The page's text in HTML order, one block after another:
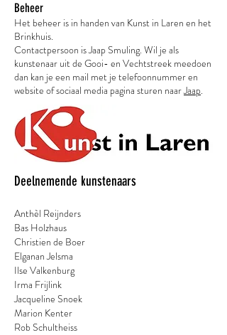
Beheer
Het beheer is in handen van Kunst in Laren en het
Brinkhuis.
Contactpersoon is Jaap Smuling. Wil je als
kunstenaar uit de Gooi- en Vechtstreek meedoen
dan kan je een mail met je telefoonnummer en
website of sociaal media pagina sturen naarJaap.
Deelnemende kunstenaars
Anthèl Reijnders
Bas Holzhaus
Christien de Boer
Elganan Jelsma
Ilse Valkenburg
Irma Frijlink
Jacqueline Snoek
Marion Kenter
Rob Schultheiss